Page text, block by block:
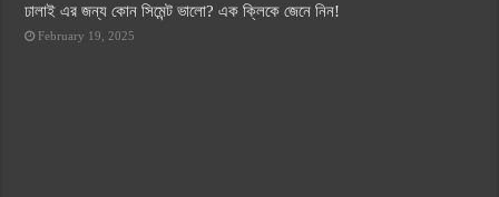
ঢালাই এর জন্য কোন সিমেন্ট ভালো? এক ক্লিকে জেনে নিন!
February 19, 2025